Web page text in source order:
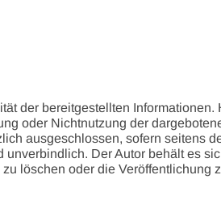
der bereitgestellten Informationen.
oder Nichtnutzung der
ausgeschlossen, sofern seitens
Der Autor behält es
löschen oder die Veröffentlichung